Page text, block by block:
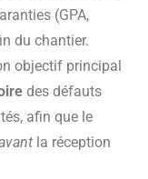
(GPA,
du chantier.
objectif principal
des défauts
afin que le
la réception